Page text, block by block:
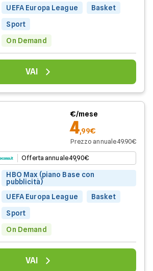
UEFA Europa League
Basket
Sport
On Demand
VAI
€/mese
4,99€
Prezzo annuale 49.90€
Offerta annuale 49,90€
HBO Max (piano Base con
pubblicità)
UEFA Europa League
Basket
Sport
On Demand
VAI